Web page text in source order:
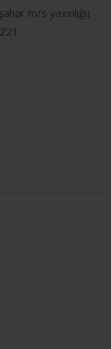
m/s yaxınlığı)